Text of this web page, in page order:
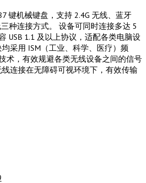
键机械键盘，支持 2.4G 无线、蓝牙
种连接方式。 设备可同时连接多达 5
USB 1.1 及以上协议，适配各类电脑设
采用 ISM（工业、科学、医疗）频
术，有效规避各类无线设备之间的信号
连接在无障碍可视环境下，有效传输